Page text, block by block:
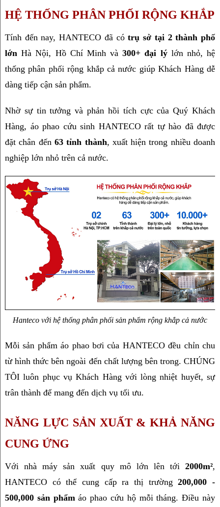
HỆ THỐNG PHÂN PHỐI RỘNG KHẮP
Tính đến nay, HANTECO đã có trụ sở tại 2 thành phố
lớn Hà Nội, Hồ Chí Minh và 300+ đại lý lớn nhỏ, hệ
thống phân phối rộng khắp cả nước giúp Khách Hàng dễ
dàng tiếp cận sản phẩm.
Nhờ sự tin tưởng và phản hồi tích cực của Quý Khách
Hàng, áo phao cứu sinh HANTECO rất tự hào đã được
đặt chân đến 63 tỉnh thành, xuất hiện trong nhiều doanh
nghiệp lớn nhỏ trên cả nước.
Hanteco với hệ thống phân phối sản phẩm rộng khắp cả nước
Mỗi sản phẩm áo phao bơi của HANTECO đều chỉn chu
từ hình thức bên ngoài đến chất lượng bên trong. CHÚNG
TÔI luôn phục vụ Khách Hàng với lòng nhiệt huyết, sự
trân thành để mang đến dịch vụ tối ưu.
NĂNG LỰC SẢN XUẤT & KHẢ NĂNG
CUNG ỨNG
Với nhà máy sản xuất quy mô lớn lên tới 2000m²,
HANTECO có thể cung cấp ra thị trường 200,000 -
500,000 sản phẩm áo phao cứu hộ mỗi tháng. Điều này